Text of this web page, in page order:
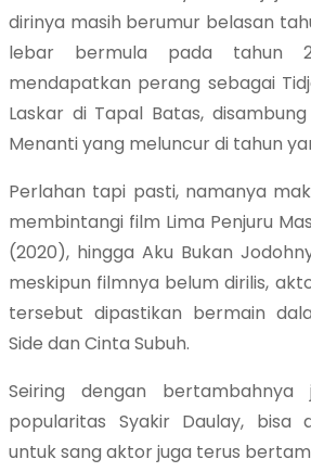
dirinya masih berumur belasan
lebar bermula pada tahun
mendapatkan perang sebagai
Laskar di Tapal Batas,
Menanti yang meluncur di tahun
Perlahan tapi pasti, namanya
membintangi film Lima Penjuru
(2020), hingga Aku Bukan
meskipun filmnya belum dirilis,
tersebut dipastikan bermain
Side dan Cinta Subuh.
Seiring dengan
popularitas Syakir Daulay, bisa
untuk sang aktor juga terus